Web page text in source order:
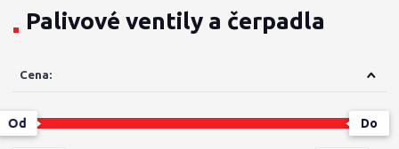
Palivové ventily a čerpadla
Cena:
Od Do